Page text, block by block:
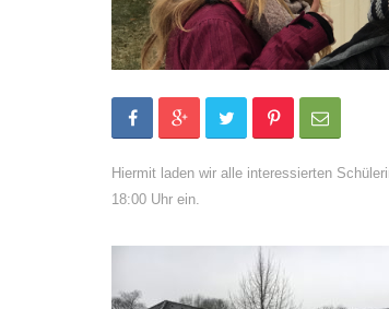
Hiermit laden wir alle interessierten
18:00 Uhr ein.